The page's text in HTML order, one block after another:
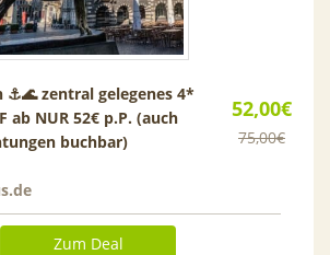
52,00€
75,00€
⚓🌊 zentral gelegenes 4*
ab NUR 52€ p.P. (auch
buchbar)
Zum Deal